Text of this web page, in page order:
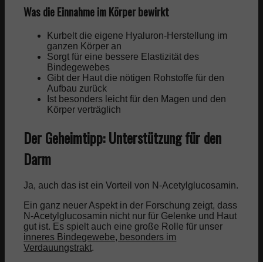
Was die Einnahme im Körper bewirkt
Kurbelt die eigene Hyaluron-Herstellung im
ganzen Körper an
Sorgt für eine bessere Elastizität des
Bindegewebes
Gibt der Haut die nötigen Rohstoffe für den
Aufbau zurück
Ist besonders leicht für den Magen und den
Körper verträglich
Der Geheimtipp: Unterstützung für den
Darm
Ja, auch das ist ein Vorteil von N-Acetylglucosamin.
Ein ganz neuer Aspekt in der Forschung zeigt, dass
N-Acetylglucosamin nicht nur für Gelenke und Haut
gut ist. Es spielt auch eine große Rolle für unser
inneres Bindegewebe, besonders im
Verdauungstrakt.